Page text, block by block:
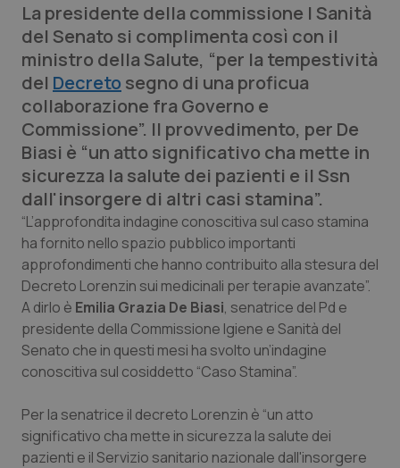
Edizioni Regionali
QS Pro
Professionisti Sanitari.AI
Abruzzo
Basilicata
Calabria
Campania
Emilia-Romagna
Lazio
QS Pro Gold
Artrite & artrosi
Asma & BPCO
Car-T
Colesterolo & coronaropatie
Diabete & glucometri
QS Club Newsletter
La presidente della commissione I Sanità
del Senato si complimenta così con il
ministro della Salute, “per la tempestività
del Decreto segno di una proficua
collaborazione fra Governo e
Commissione”. Il provvedimento, per De
Biasi è “un atto significativo cha mette in
sicurezza la salute dei pazienti e il Ssn
dall'insorgere di altri casi stamina”.
“L’approfondita indagine conoscitiva sul caso stamina
ha fornito nello spazio pubblico importanti
approfondimenti che hanno contribuito alla stesura del
Decreto Lorenzin sui medicinali per terapie avanzate”.
A dirlo è Emilia Grazia De Biasi, senatrice del Pd e
presidente della Commissione Igiene e Sanità del
Senato che in questi mesi ha svolto un’indagine
conoscitiva sul cosiddetto “Caso Stamina”.
Per la senatrice il decreto Lorenzin è “un atto
significativo cha mette in sicurezza la salute dei
pazienti e il Servizio sanitario nazionale dall'insorgere